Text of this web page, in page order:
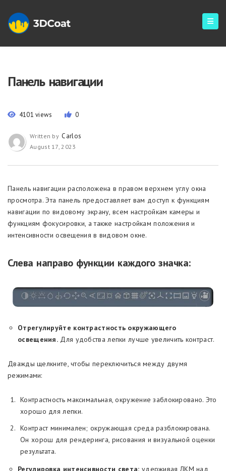
Панель навигации
4101 views 0
Written by Carlos
August 17, 2023
Панель навигации расположена в правом верхнем углу окна
просмотра. Эта панель предоставляет вам доступ к функциям
навигации по видовому экрану, всем настройкам камеры и
функциям фокусировки, а также настройкам положения и
интенсивности освещения в видовом окне.
Слева направо функции каждого значка:
Отрегулируйте контрастность окружающего
освещения. Для удобства лепки лучше увеличить контраст.
Дважды щелкните, чтобы переключиться между двумя
режимами:
Контрастность максимальная, окружение заблокировано. Это
хорошо для лепки.
Контраст минимален; окружающая среда разблокирована.
Он хорош для рендеринга, рисования и визуальной оценки
результата.
Регулировка интенсивности света: удерживая ЛКМ над